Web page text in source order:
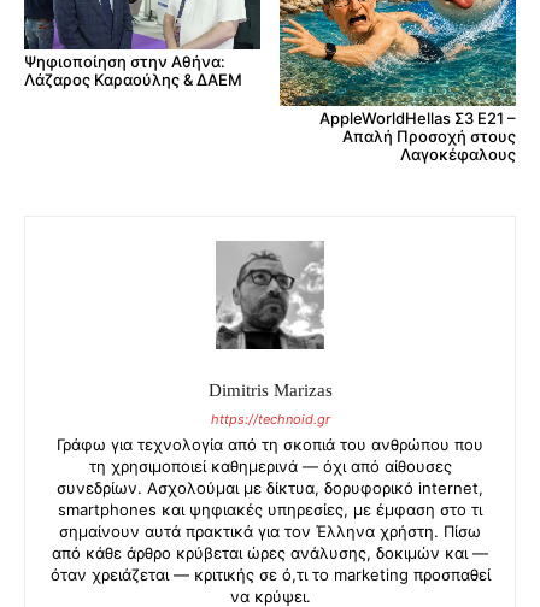
Ψηφιοποίηση στην Αθήνα:
Λάζαρος Καραούλης & ΔΑΕΜ
AppleWorldHellas Σ3 Ε21 –
Απαλή Προσοχή στους
Λαγοκέφαλους
Dimitris Marizas
https://technoid.gr
Γράφω για τεχνολογία από τη σκοπιά του ανθρώπου που
τη χρησιμοποιεί καθημερινά — όχι από αίθουσες
συνεδρίων. Ασχολούμαι με δίκτυα, δορυφορικό internet,
smartphones και ψηφιακές υπηρεσίες, με έμφαση στο τι
σημαίνουν αυτά πρακτικά για τον Έλληνα χρήστη. Πίσω
από κάθε άρθρο κρύβεται ώρες ανάλυσης, δοκιμών και —
όταν χρειάζεται — κριτικής σε ό,τι το marketing προσπαθεί
να κρύψει.